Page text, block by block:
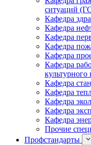
ситуаций
Кафедра
Кафедра
Кафедра
Кафедра
Кафедра
Кафедра
культурного
Кафедра
Кафедра
Кафедра
Кафедра
Кафедра
Прочие
Профстандарты